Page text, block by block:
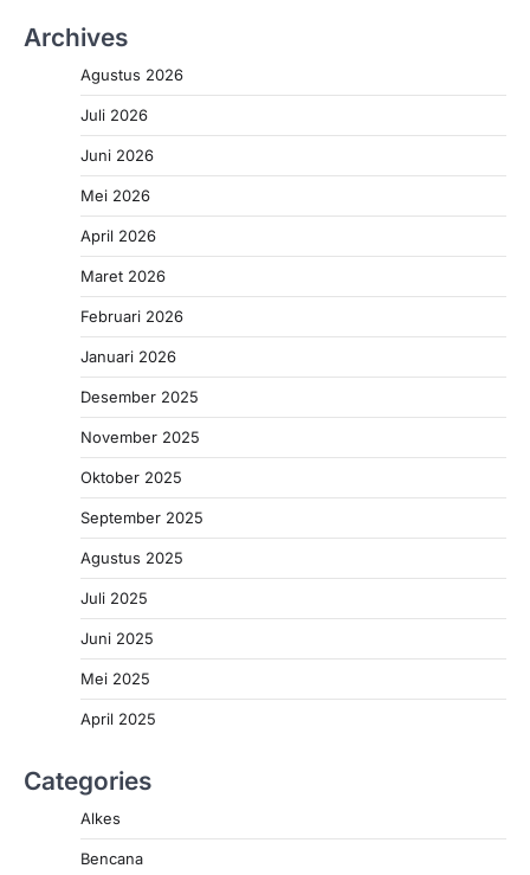
Archives
Agustus 2026
Juli 2026
Juni 2026
Mei 2026
April 2026
Maret 2026
Februari 2026
Januari 2026
Desember 2025
November 2025
Oktober 2025
September 2025
Agustus 2025
Juli 2025
Juni 2025
Mei 2025
April 2025
Categories
Alkes
Bencana